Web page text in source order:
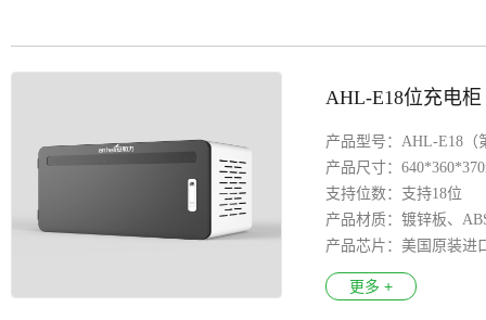
AHL-E18位充电柜
产品型号：AHL-E18（
产品尺寸：
支持位数：支持18位
产品材质：镀锌板、
产品芯片：美国原装进
输入电压：100-250V
输出接口：每路USB充
更多 +